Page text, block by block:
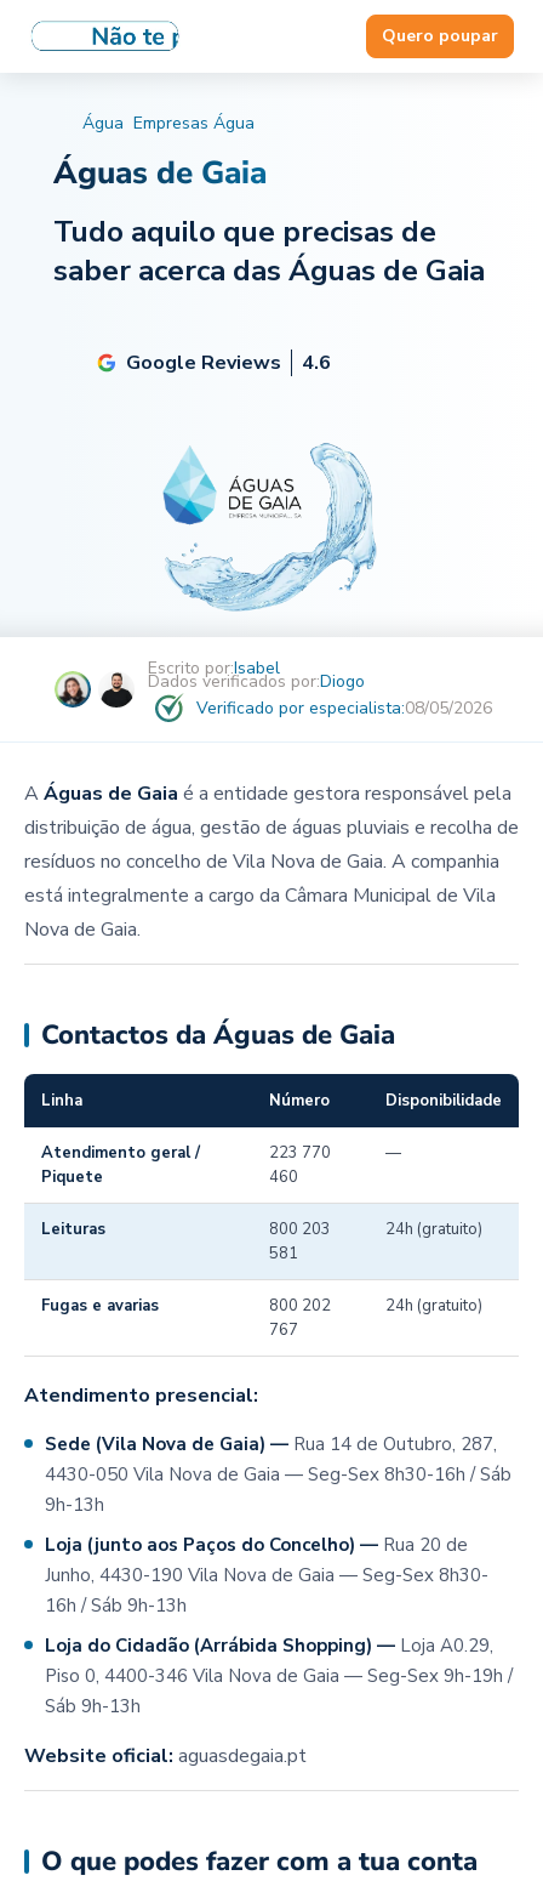
Quero poupar
Água Empresas Água
Águas de Gaia
Tudo aquilo que precisas de
saber acerca das Águas de Gaia
Google Reviews 4.6
Escrito por:Isabel
Dados verificados por:Diogo
Verificado por especialista:08/05/2026
AÁguas de Gaia é a entidade gestora responsável pela
distribuição de água, gestão de águas pluviais e recolha de
resíduos no concelho de Vila Nova de Gaia. A companhia
está integralmente a cargo da Câmara Municipal de Vila
Nova de Gaia.
Contactos da Águas de Gaia
Linha Número Disponibilidade
Atendimento geral /
Piquete
223 770
460
—
Leituras
800 203
581
24h (gratuito)
Fugas e avarias
800 202
767
24h (gratuito)
Atendimento presencial:
Sede (Vila Nova de Gaia) — Rua 14 de Outubro, 287,
4430-050 Vila Nova de Gaia — Seg-Sex 8h30-16h / Sáb
9h-13h
Loja (junto aos Paços do Concelho) — Rua 20 de
Junho, 4430-190 Vila Nova de Gaia — Seg-Sex 8h30-
16h / Sáb 9h-13h
Loja do Cidadão (Arrábida Shopping) — Loja A0.29,
Piso 0, 4400-346 Vila Nova de Gaia — Seg-Sex 9h-19h /
Sáb 9h-13h
Website oficial: aguasdegaia.pt
O que podes fazer com a tua conta